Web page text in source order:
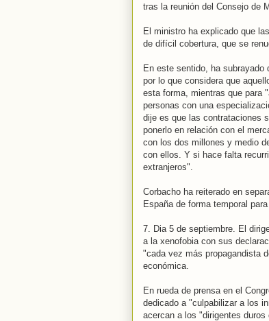
tras la reunión del Consejo de
El ministro ha explicado que
de difícil cobertura, que se
En este sentido, ha subrayado
por lo que considera que
esta forma, mientras que para
personas con una
dije es que las contrataciones
ponerlo en relación con el
con los dos millones y medio
con ellos. Y si hace falta
extranjeros".
Corbacho ha reiterado en
España de forma temporal
7. Dia 5 de septiembre. El
a la xenofobia con sus
"cada vez más propagandista
económica.
En rueda de prensa en el
dedicado a "culpabilizar a los
acercan a los "dirigentes